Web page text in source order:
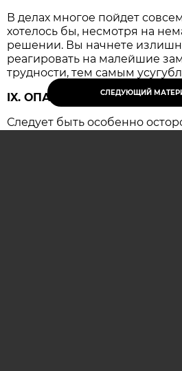
СЛЕДУЮЩИЙ
В делах многое пойдет
хотелось бы, несмотря на
решении. Вы начнете
реагировать на малейшие
трудности, тем самым
IX. ОПАСНЫЙ
Следует быть особенно